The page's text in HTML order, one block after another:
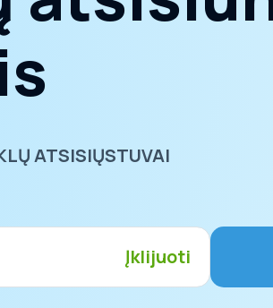
ATSISIŲSTUVAI
Įklijuoti